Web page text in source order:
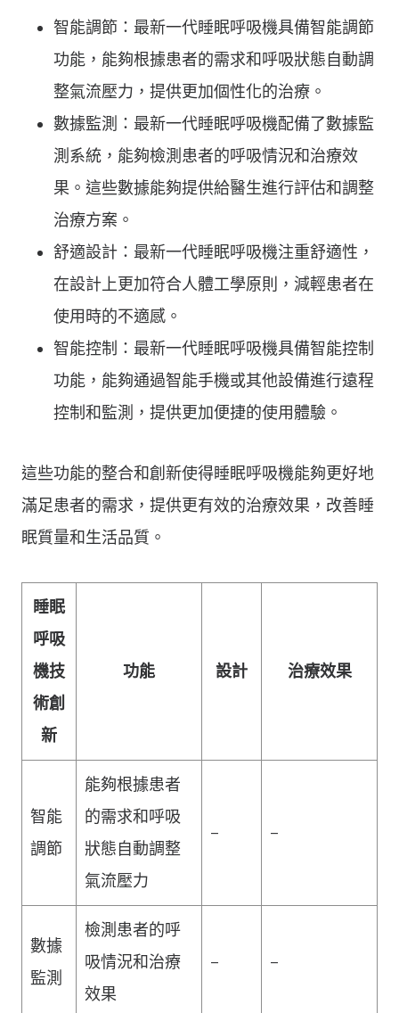
智能調節：最新一代睡眠呼吸機具備智能調節
功能，能夠根據患者的需求和呼吸狀態自動調
整氣流壓力，提供更加個性化的治療。
數據監測：最新一代睡眠呼吸機配備了數據監
測系統，能夠檢測患者的呼吸情況和治療效
果。這些數據能夠提供給醫生進行評估和調整
治療方案。
舒適設計：最新一代睡眠呼吸機注重舒適性，
在設計上更加符合人體工學原則，減輕患者在
使用時的不適感。
智能控制：最新一代睡眠呼吸機具備智能控制
功能，能夠通過智能手機或其他設備進行遠程
控制和監測，提供更加便捷的使用體驗。
這些功能的整合和創新使得睡眠呼吸機能夠更好地
滿足患者的需求，提供更有效的治療效果，改善睡
眠質量和生活品質。
睡眠
呼吸
機技
術創
新
功能 設計 治療效果
智能
調節
能夠根據患者
的需求和呼吸
狀態自動調整
氣流壓力
– –
數據
監測
檢測患者的呼
吸情況和治療
效果
– –